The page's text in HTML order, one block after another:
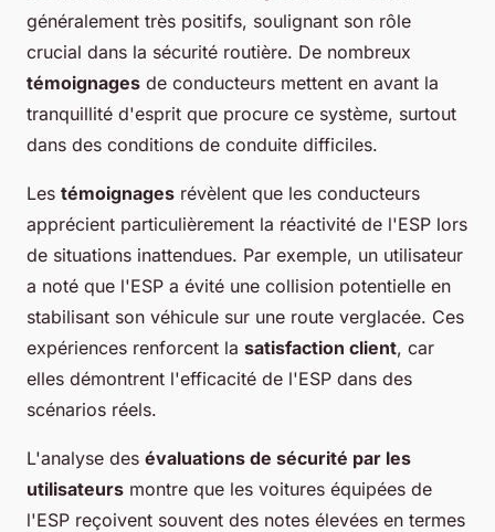
généralement très positifs, soulignant son rôle
crucial dans la sécurité routière. De nombreux
témoignages de conducteurs mettent en avant la
tranquillité d'esprit que procure ce système, surtout
dans des conditions de conduite difficiles.
Les témoignages révèlent que les conducteurs
apprécient particulièrement la réactivité de l'ESP lors
de situations inattendues. Par exemple, un utilisateur
a noté que l'ESP a évité une collision potentielle en
stabilisant son véhicule sur une route verglacée. Ces
expériences renforcent la satisfaction client, car
elles démontrent l'efficacité de l'ESP dans des
scénarios réels.
L'analyse des évaluations de sécurité par les
utilisateurs montre que les voitures équipées de
l'ESP reçoivent souvent des notes élevées en termes